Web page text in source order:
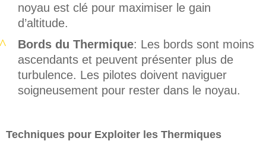
noyau est clé pour maximiser le gain
d’altitude.
Bords du Thermique: Les bords sont moins
ascendants et peuvent présenter plus de
turbulence. Les pilotes doivent naviguer
soigneusement pour rester dans le noyau.
Techniques pour Exploiter les Thermiques